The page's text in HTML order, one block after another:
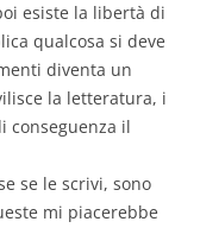
esiste la libertà di
qualcosa si deve
diventa un
la letteratura, i
conseguenza il
se le scrivi, sono
mi piacerebbe